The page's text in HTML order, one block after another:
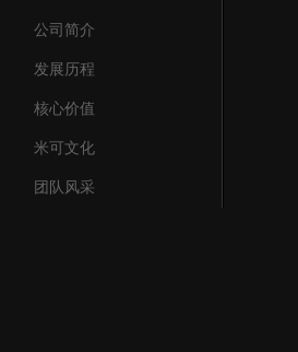
公司简介
发展历程
核心价值
米可文化
团队风采